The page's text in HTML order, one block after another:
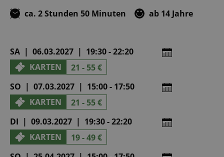
ca. 2 Stunden 50 Minuten ab 14 Jahre
SA | 06.03.2027 | 19:30 - 22:20
KARTEN
21 - 55 €
SO | 07.03.2027 | 15:00 - 17:50
KARTEN
21 - 55 €
DI | 09.03.2027 | 19:30 - 22:20
KARTEN
19 - 49 €